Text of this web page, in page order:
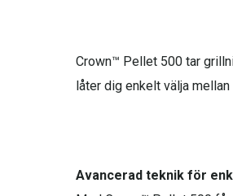
Crown™ Pellet 500 tar
låter dig enkelt välja
Avancerad teknik för